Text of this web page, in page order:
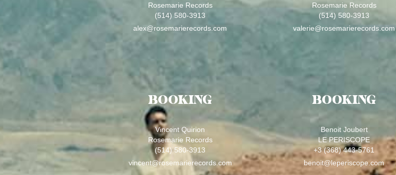
Rosemarie Records
(514) 580-3913
alex@rosemarierecords.com
Rosemarie Records
(514) 580-3913
valerie@rosemarierecords.com
BOOKING
Vincent Quirion
Rosemarie Records
(514) 580-3913
vincent@rosemarierecords.com
BOOKING
Benoit Joubert
LE PERISCOPE
+3 (368) 443-5761
benoit@leperiscope.com